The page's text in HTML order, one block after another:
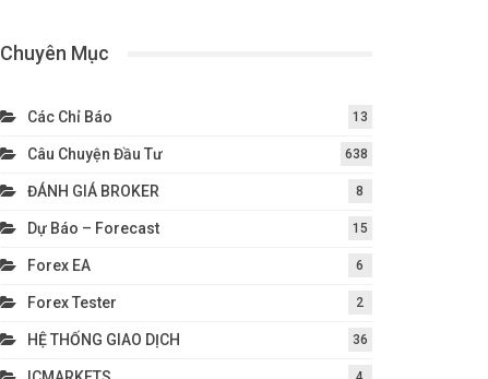
Chuyên Mục
Các Chỉ Báo 13
Câu Chuyện Đầu Tư 638
ĐÁNH GIÁ BROKER 8
Dự Báo – Forecast 15
Forex EA 6
Forex Tester 2
HỆ THỐNG GIAO DỊCH 36